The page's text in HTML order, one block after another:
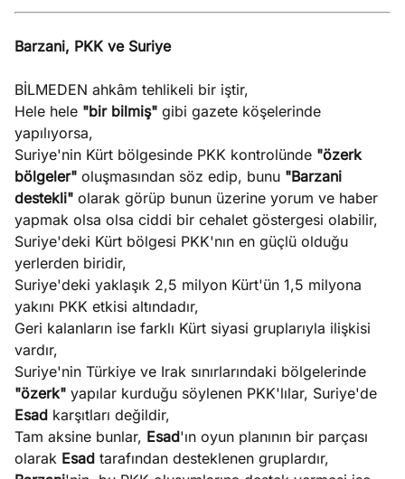
Barzani, PKK ve Suriye
BİLMEDEN ahkâm tehlikeli bir iştir,
Hele hele "bir bilmiş" gibi gazete köşelerinde
yapılıyorsa,
Suriye'nin Kürt bölgesinde PKK kontrolünde "özerk
bölgeler" oluşmasından söz edip, bunu "Barzani
destekli" olarak görüp bunun üzerine yorum ve haber
yapmak olsa olsa ciddi bir cehalet göstergesi olabilir,
Suriye'deki Kürt bölgesi PKK'nın en güçlü olduğu
yerlerden biridir,
Suriye'deki yaklaşık 2,5 milyon Kürt'ün 1,5 milyona
yakını PKK etkisi altındadır,
Geri kalanların ise farklı Kürt siyasi gruplarıyla ilişkisi
vardır,
Suriye'nin Türkiye ve Irak sınırlarındaki bölgelerinde
"özerk" yapılar kurduğu söylenen PKK'lılar, Suriye'de
Esad karşıtları değildir,
Tam aksine bunlar, Esad'ın oyun planının bir parçası
olarak Esad tarafından desteklenen gruplardır,